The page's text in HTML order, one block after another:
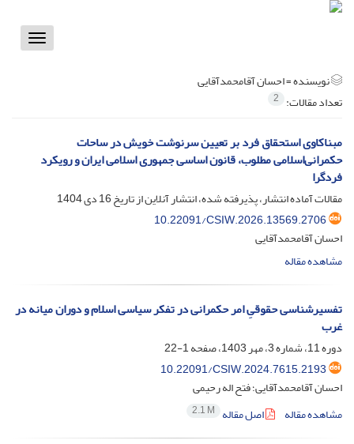
Toggle
نویسنده =احسان آقامحمدآقایی
تعداد مقالات: 2
مبناکاوی استحقاق فرد بر تعیین سرنوشت خویش در ساحات
حکمرانی‌اسلامی مطلوب، قانون اساسی جمهوری اسلامی ایران و رویکرد
فردگرا
مقالات آماده انتشار، پذیرفته شده، انتشار آنلاین از تاریخ16 دی 1404
10.22091/CSIW.2026.13569.2706
احسان آقامحمدآقایی
مشاهده مقاله
تفسیرشناسی حقوقیِ امر حکمرانی در تفکر سیاسی اسلام و دوران میانه در
غرب
دوره 11، شماره 3، مهر 1403، صفحه
1-22
10.22091/CSIW.2024.7615.2193
احسان آقامحمدآقایی؛ فتح اله رحیمی
مشاهده مقاله
اصل مقاله 2.1 M